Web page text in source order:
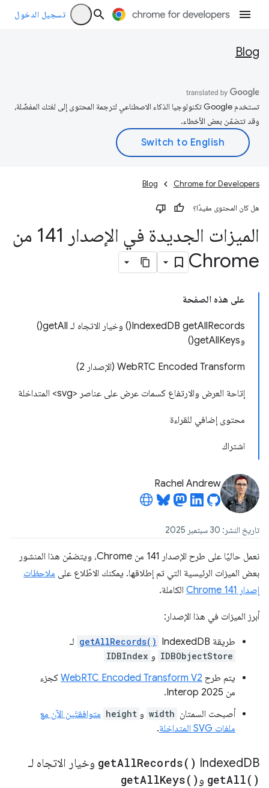
تسجيل الدخول
Blog
تستخدم Google تكنولوجيا الذكاء الاصطناعي لترجمة المحتوى إلى لغتك المفضّلة،
وقد تتضمّن بعض الأخطاء.
Chrome for Developers
Blog
هل كان المحتوى مفيدًا؟
الميزات الجديدة في الإصدار 141 من
Chrome
على هذه الصفحة
‫IndexedDB getAllRecords() وخيار الاتجاه لـ getAll()
وgetAllKeys()
WebRTC Encoded Transform (الإصدار 2)
إتاحة العرض والارتفاع كسمات عرض على عناصر <svg> المتداخلة
محتوى إضافي للقراءة
اشتراك
Rachel Andrew
تاريخ النشر: 30 سبتمبر 2025
نعمل حاليًا على طرح الإصدار 141 من Chrome، ويتضمّن هذا المنشور
بعض الميزات الرئيسية التي تم إطلاقها. يمكنك الاطّلاع على ملاحظات
إصدار Chrome 141
الكاملة.
أبرز الميزات في هذا الإصدار:
طريقة IndexedDB getAllRecords() لـ
IDBObjectStore و IDBIndex
يتم طرح WebRTC Encoded Transform V2 كجزء
من Interop 2025.
أصبحت السمتان width و height متوافقتَين الآن مع
ملفات SVG المتداخلة
.
‫IndexedDB
getAllRecords( ) وخيار الاتجاه لـ
getAll( ) و getAllKeys( )